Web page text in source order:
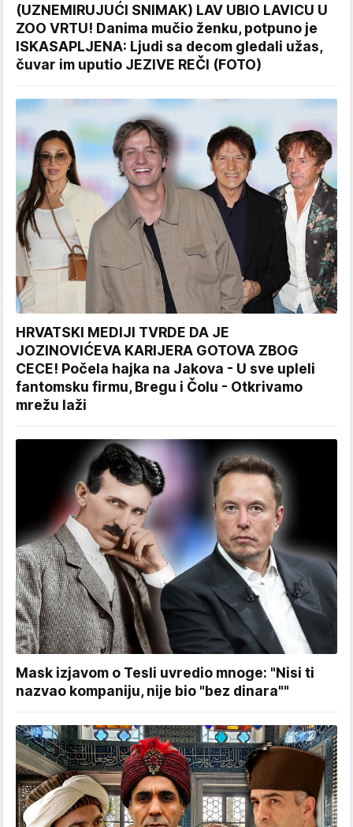
(UZNEMIRUJUĆI SNIMAK) LAV UBIO LAVICU U
ZOO VRTU! Danima mučio ženku, potpuno je
ISKASAPLJENA: Ljudi sa decom gledali užas,
čuvar im uputio JEZIVE REČI (FOTO)
HRVATSKI MEDIJI TVRDE DA JE
JOZINOVIĆEVA KARIJERA GOTOVA ZBOG
CECE! Počela hajka na Jakova - U sve upleli
fantomsku firmu, Bregu i Čolu - Otkrivamo
mrežu laži
Mask izjavom o Tesli uvredio mnoge: "Nisi ti
nazvao kompaniju, nije bio "bez dinara""